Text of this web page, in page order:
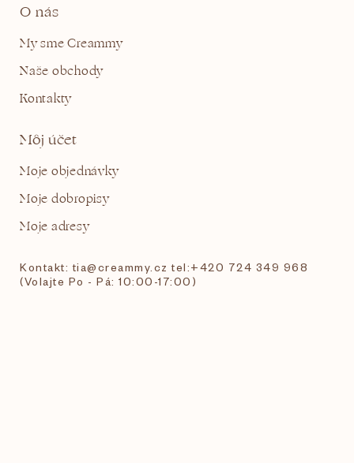
O nás
My sme Creammy
Naše obchody
Kontakty
Môj účet
Moje objednávky
Moje dobropisy
Moje adresy
Kontakt: tia@creammy.cz tel:+420 724 349 968
(Volajte Po - Pá: 10:00-17:00)